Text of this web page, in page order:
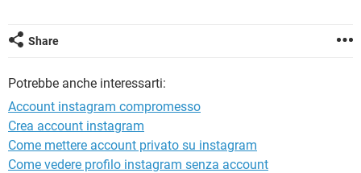
Share
Potrebbe anche interessarti:
Account instagram compromesso
Crea account instagram
Come mettere account privato su instagram
Come vedere profilo instagram senza account